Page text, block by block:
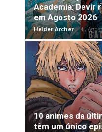
Academia: Devir
em Agosto 2026
Helder Archer - 4 ,
10 animes da
têm um único